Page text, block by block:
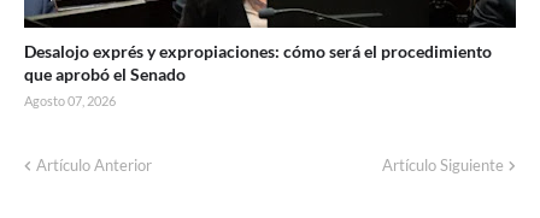
Desalojo exprés y expropiaciones: cómo será el procedimiento
que aprobó el Senado
Agosto 07, 2026
Artículo Anterior Artículo Siguiente
Corte de energía programado para este